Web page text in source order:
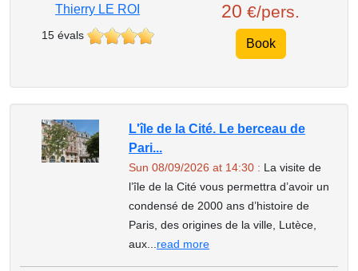
Thierry LE ROI
15 évals
20 €/pers.
Book
L'île de la Cité. Le berceau de
Pari...
Sun 08/09/2026 at 14:30 : La visite de
l’île de la Cité vous permettra d’avoir un
condensé de 2000 ans d’histoire de
Paris, des origines de la ville, Lutèce,
aux... read more